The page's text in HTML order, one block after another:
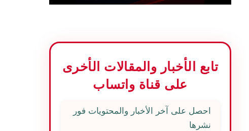
تابع الأخبار والمقالات الأخرى
على قناة واتساب
احصل على آخر الأخبار والمحتويات فور
نشرها